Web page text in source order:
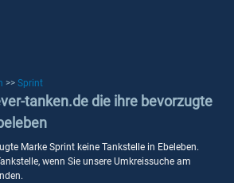
>> Sprint
tanken.de die ihre bevorzugte
Marke Sprint keine Tankstelle in Ebeleben.
wenn Sie unsere Umkreissuche am